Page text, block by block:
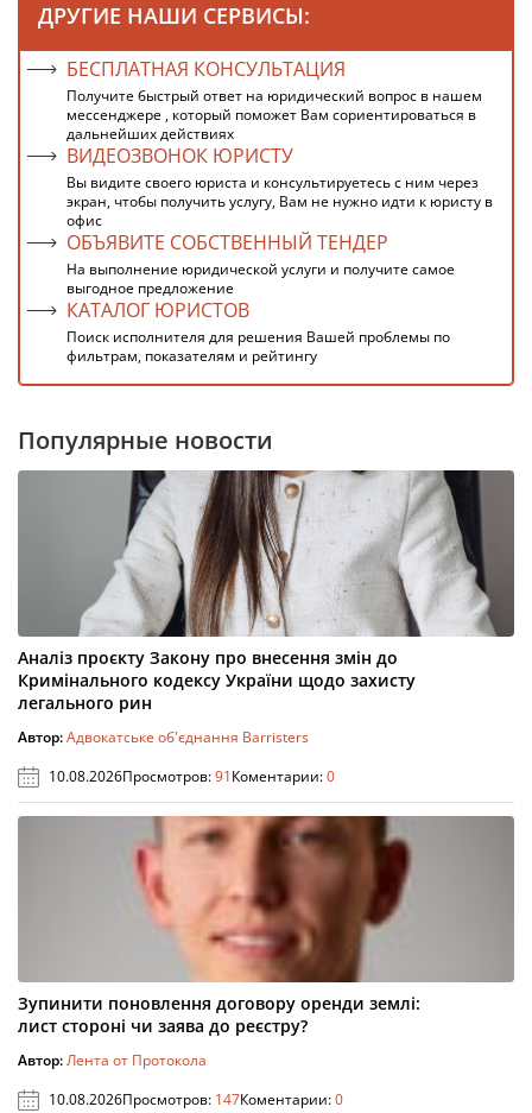
ДРУГИЕ НАШИ СЕРВИСЫ:
БЕСПЛАТНАЯ КОНСУЛЬТАЦИЯ
Получите быстрый ответ на юридический вопрос в нашем
мессенджере , который поможет Вам сориентироваться в
дальнейших действиях
ВИДЕОЗВОНОК ЮРИСТУ
Вы видите своего юриста и консультируетесь с ним через
экран, чтобы получить услугу, Вам не нужно идти к юристу в
офис
ОБЪЯВИТЕ СОБСТВЕННЫЙ ТЕНДЕР
На выполнение юридической услуги и получите самое
выгодное предложение
КАТАЛОГ ЮРИСТОВ
Поиск исполнителя для решения Вашей проблемы по
фильтрам, показателям и рейтингу
Популярные новости
Аналіз проєкту Закону про внесення змін до
Кримінального кодексу України щодо захисту
легального рин
Автор:Адвокатське об'єднання Barristers
10.08.2026Просмотров:91Коментарии:0
Зупинити поновлення договору оренди землі:
лист стороні чи заява до реєстру?
Автор:Лента от Протокола
10.08.2026Просмотров: 147Коментарии:0